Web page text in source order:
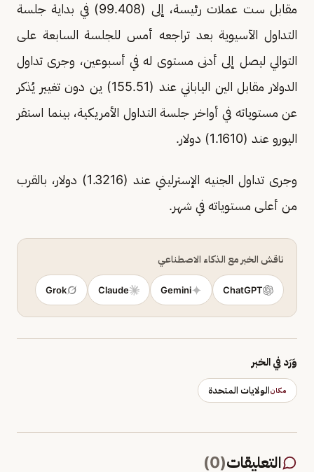
مقابل ست عملات رئيسة، إلى (99.408) في بداية جلسة
التداول الآسيوية بعد تراجعه أمس للجلسة السابعة على
التوالي ليصل إلى أدنى مستوى له في أسبوعين، وجرى تداول
الدولار مقابل الين الياباني عند (155.51) ين دون تغيير يُذكر
عن مستوياته في أواخر جلسة التداول الأمريكية، بينما استقر
اليورو عند (1.1610) دولار.
وجرى تداول الجنيه الإسترليني عند (1.3216) دولار، بالقرب
من أعلى مستوياته في شهر.
ناقش الخبر مع الذكاء الاصطناعي
ChatGPT
Gemini
Claude
Grok
وَرَد في الخبر
مكانالولايات المتحدة
التعليقات(
0
)